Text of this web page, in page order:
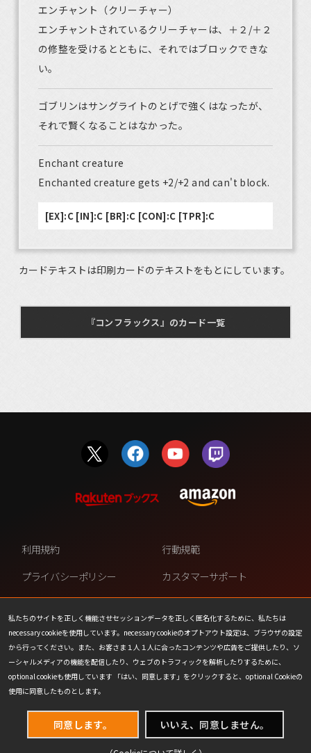
エンチャント（クリーチャー）
エンチャントされているクリーチャーは、＋２/＋２
の修整を受けるとともに、それではブロックできな
い。
ゴブリンはサングライトのとげで強くはなったが、
それで賢くなることはなかった。
Enchant creature
Enchanted creature gets +2/+2 and can't block.
[EX]:C [IN]:C [BR]:C [CON]:C [TPR]:C
カードテキストは印刷カードのテキストをもとにしています。
『コンフラックス』のカード一覧
私たちのサイトを正しく機能させセッションデータを正しく匿名化するために、私たちは
necessary cookieを使用しています。necessary cookieのオプトアウト設定は、ブラウザの設定
から行ってください。また、お客さま１人１人に合ったコンテンツや広告をご提供したり、ソ
ーシャルメディアの機能を配信したり、ウェブのトラフィックを解析したりするために、
optional cookieも使用しています 「はい、同意します」をクリックすると、optional Cookieの
使用に同意したものとします。
同意します。 いいえ、同意しません。
利用規約
行動規範
プライバシーポリシー
カスタマーサポート
ファンコンテンツ・ポリシー
個人情報の販売や共有を許可し
ない
COOKIE
プレスリリース
会社情報
お問い合わせ